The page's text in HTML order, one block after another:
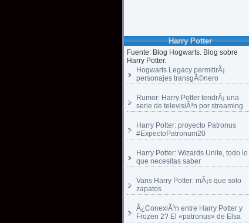
Harry Potter
Fuente: Blog Hogwarts. Blog sobre
Harry Potter.
Hogwarts Legacy permitirÃ¡
personajes transgÃ©nero
Rumor: Harry Potter tendrÃ¡ una
serie de televisiÃ³n por streaming
Harry Potter: proyecto Patronus
#ExpectoPatronum20
Harry Potter: Wizards Unite, todo lo
que necesitas saber
Vans Harry Potter: mÃ¡s que solo
zapatos
Â¿ConexiÃ³n entre Harry Potter y
Frozen 2? El «patronus» de Elsa